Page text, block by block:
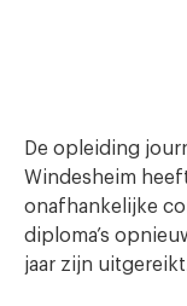
De opleiding
Windesheim
onafhankelijke
diploma’s
jaar zijn